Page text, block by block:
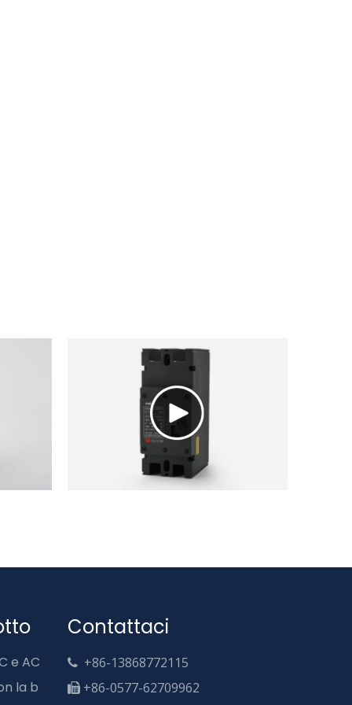
e AC
Interruttore di cassette con la barra busbar
Contattaci
 +86-13868772115
 +86-0577-62709962